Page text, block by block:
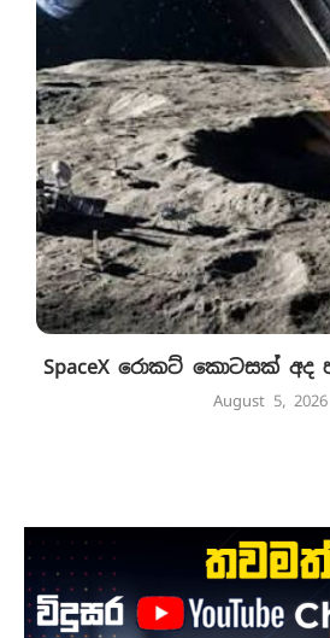
SpaceX රොකට් කොටසක් අද
August 5, 2026